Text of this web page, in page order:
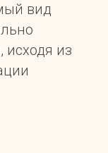
вид
исходя из